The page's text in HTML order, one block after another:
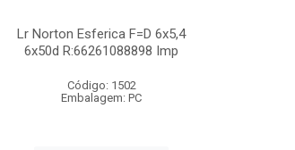
Lr Norton Esferica F=D 6x5,4
6x50d R:66261088898 Imp
Código: 1502
Embalagem: PC